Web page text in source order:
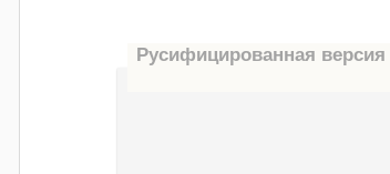
Русифицированная версия